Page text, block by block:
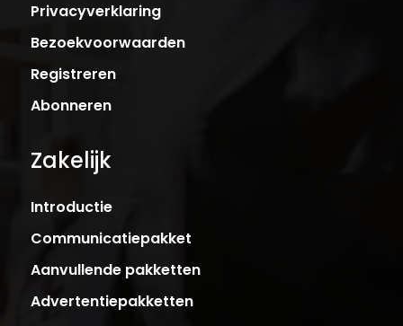
Privacyverklaring
Bezoekvoorwaarden
Registreren
Abonneren
Zakelijk
Introductie
Communicatiepakket
Aanvullende pakketten
Advertentiepakketten